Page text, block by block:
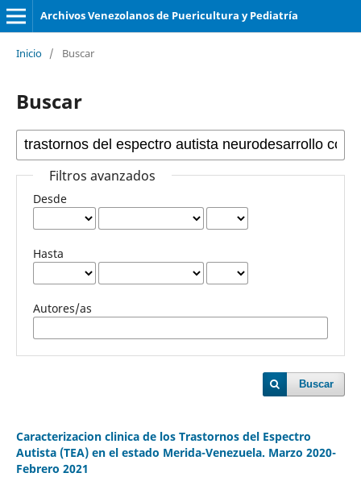
Archivos Venezolanos de Puericultura y Pediatría
Inicio / Buscar
Buscar
Filtros avanzados
Desde
Hasta
Autores/as
Buscar
Caracterizacion clinica de los Trastornos del Espectro
Autista (TEA) en el estado Merida-Venezuela. Marzo 2020-
Febrero 2021